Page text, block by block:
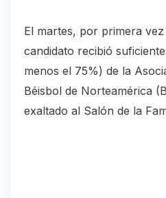
El martes, por primera
candidato recibió
menos el 75%) de la
Béisbol de Norteamérica
exaltado al Salón de la